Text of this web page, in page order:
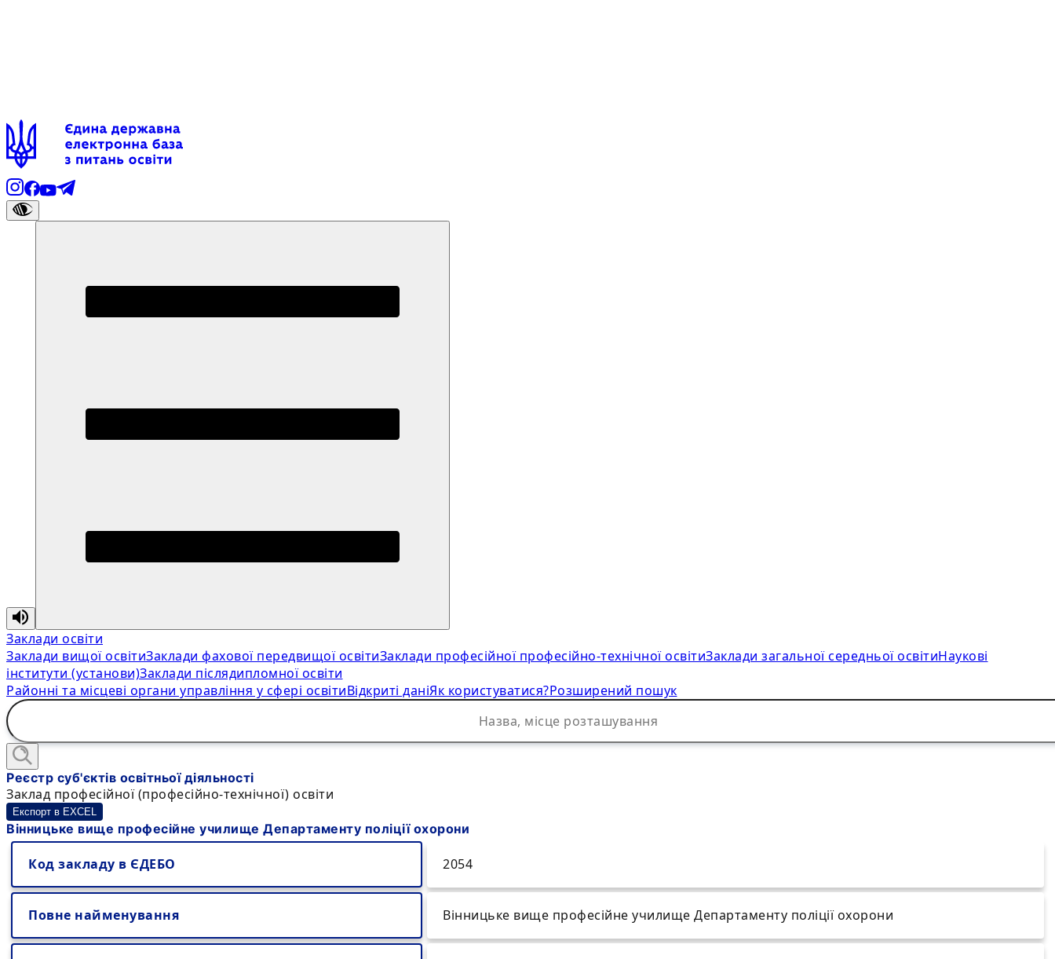
Заклади освіти
Заклади вищої освітиЗаклади фахової передвищої освітиЗаклади професійної професійно-технічної освітиЗаклади загальної середньої освітиНаукові
інститути (установи)Заклади післядипломної освіти
Районні та місцеві органи управління у сфері освітиВідкриті даніЯк користуватися?Розширений пошук
Реєстр суб'єктів освітньої діяльності
Заклад професійної (професійно-технічної) освіти
Експорт в EXCEL
Вінницьке вище професійне училище Департаменту поліції охорони
Код закладу в ЄДЕБО 2054
Повне найменування Вінницьке вище професійне училище Департаменту поліції охорони